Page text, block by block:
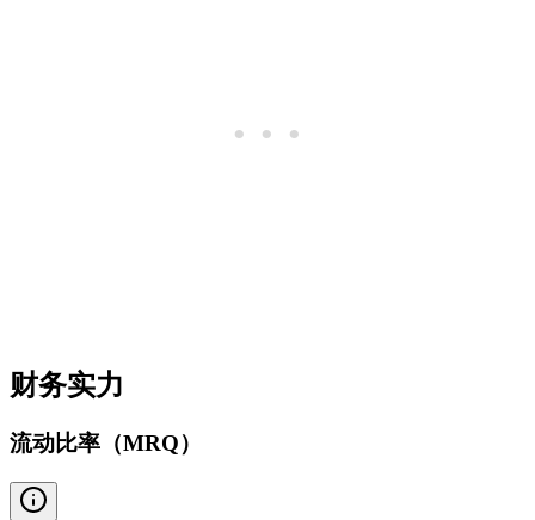
财务实力
流动比率（MRQ）